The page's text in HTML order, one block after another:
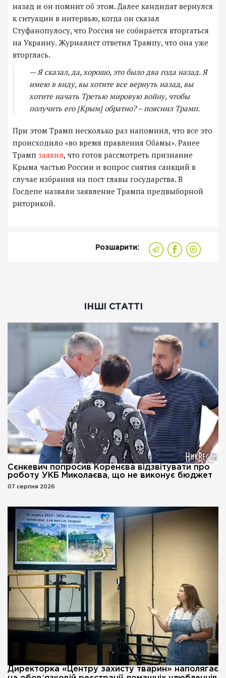
назад и он помнит об этом. Далее кандидат вернулся
к ситуации в интервью, когда он сказал
Стуфанопулосу, что Россия не собирается вторгаться
на Украину. Журналист ответил Трампу, что она уже
вторглась.
— Я сказал, да, хорошо, это было два года назад. Я
имею в виду, вы хотите все вернуть назад, вы
хотите начать Третью мировую войну, чтобы
получить его [Крым] обратно? – пояснил Трамп.
При этом Трамп несколько раз напомнил, что все это
происходило «во время правления Обамы». Ранее
Трамп заявил, что готов рассмотреть признание
Крыма частью России и вопрос снятия санкций в
случае избрания на пост главы государства. В
Госдепе назвали заявление Трампа предвыборной
риторикой.
Розшарити:
ІНШІ СТАТТІ
Сєнкевич попросив Коренєва відзвітувати про
роботу УКБ Миколаєва, що не виконує бюджет
07 серпня 2026
Директорка «Центру захисту тварин» наполягає